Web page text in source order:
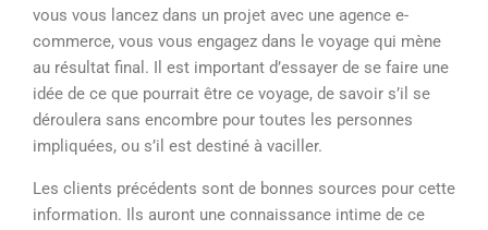
vous vous lancez dans un projet avec une agence e-
commerce, vous vous engagez dans le voyage qui mène
au résultat final. Il est important d’essayer de se faire une
idée de ce que pourrait être ce voyage, de savoir s’il se
déroulera sans encombre pour toutes les personnes
impliquées, ou s’il est destiné à vaciller.
Les clients précédents sont de bonnes sources pour cette
information. Ils auront une connaissance intime de ce